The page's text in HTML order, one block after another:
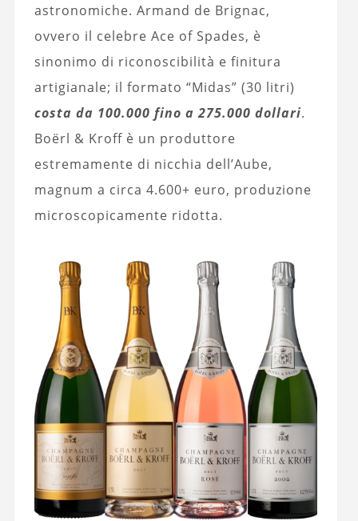
astronomiche. Armand de Brignac,
ovvero il celebre Ace of Spades, è
sinonimo di riconoscibilità e finitura
artigianale; il formato “Midas” (30 litri)
costa da 100.000 fino a 275.000 dollari.
Boërl & Kroff è un produttore
estremamente di nicchia dell’Aube,
magnum a circa 4.600+ euro, produzione
microscopicamente ridotta.